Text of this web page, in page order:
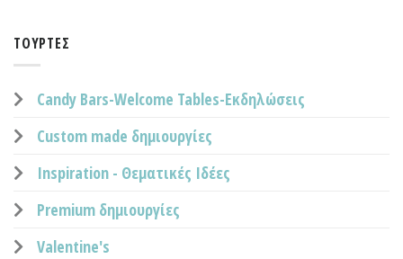
ΤΟΎΡΤΕΣ
Candy Bars-Welcome Tables-Εκδηλώσεις
Custom made δημιουργίες
Inspiration - Θεματικές Ιδέες
Premium δημιουργίες
Valentine's